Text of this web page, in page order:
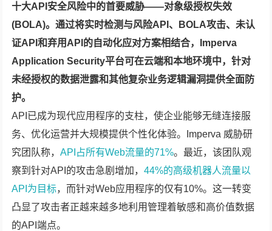
十大API安全风险中的首要威胁——对象级授权失效
(BOLA)。通过将实时检测与风险API、BOLA攻击、未认
证API和弃用API的自动化应对方案相结合，Imperva
Application Security平台可在云端和本地环境中，针对
未经授权的数据泄露和其他复杂业务逻辑漏洞提供全面防
护。
API已成为现代应用程序的支柱，使企业能够无缝连接服
务、优化运营并大规模提供个性化体验。Imperva 威胁研
究团队称，API占所有Web流量的71%。最近，该团队观
察到针对API的攻击急剧增加，44%的高级机器人流量以
API为目标，而针对Web应用程序的仅有10%。这一转变
凸显了攻击者正越来越多地利用管理着敏感和高价值数据
的API端点。